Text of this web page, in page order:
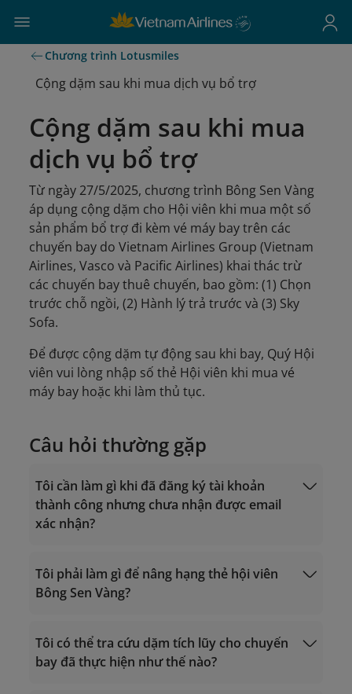
Chương trình Lotusmiles
Cộng dặm sau khi mua dịch vụ bổ trợ
Cộng dặm sau khi mua
dịch vụ bổ trợ
Từ ngày 27/5/2025, chương trình Bông Sen Vàng
áp dụng cộng dặm cho Hội viên khi mua một số
sản phẩm bổ trợ đi kèm vé máy bay trên các
chuyến bay do Vietnam Airlines Group (Vietnam
Airlines, Vasco và Pacific Airlines) khai thác trừ
các chuyến bay thuê chuyến, bao gồm: (1) Chọn
trước chỗ ngồi, (2) Hành lý trả trước và (3) Sky
Sofa.
Để được cộng dặm tự động sau khi bay, Quý Hội
viên vui lòng nhập số thẻ Hội viên khi mua vé
máy bay hoặc khi làm thủ tục.
Câu hỏi thường gặp
Tôi cần làm gì khi đã đăng ký tài khoản
thành công nhưng chưa nhận được email
xác nhận?
Giờ hoạt động 24/7
Tôi phải làm gì để nâng hạng thẻ hội viên
Bông Sen Vàng?
tiêu chí xét hạng
Tôi có thể tra cứu dặm tích lũy cho chuyến
bay đã thực hiện như thế nào?